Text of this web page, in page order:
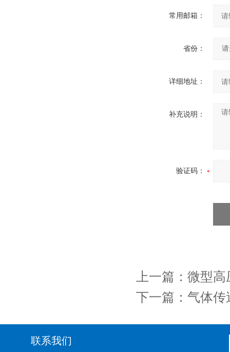
常用邮箱：
省份：
详细地址：
补充说明：
验证码：
上一篇： 微型高
下一篇： 气体传
联系我们